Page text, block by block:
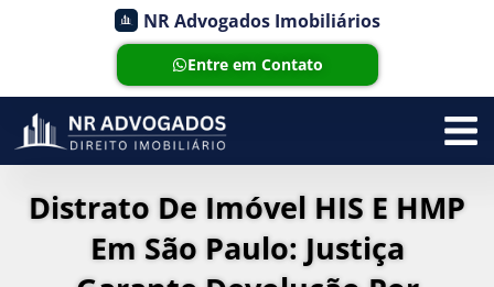
NR Advogados Imobiliários
Entre em Contato
Distrato De Imóvel HIS E HMP
Em São Paulo: Justiça